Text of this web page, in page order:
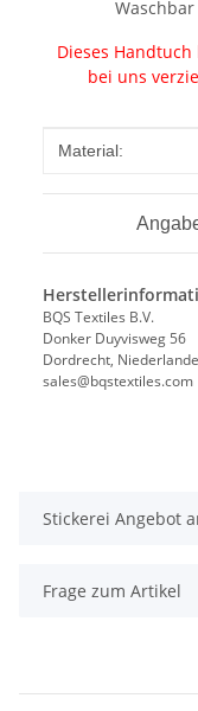
Dieses
bei uns
Wert
Material:
BQS Textiles B.V.
Donker Duyvisweg 56
Dordrecht,
sales@bqstextiles.com
Stickerei Angebot
Frage zum Artikel